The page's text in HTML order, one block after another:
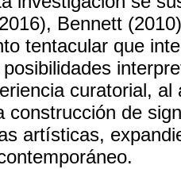
Bennett
tentacular que
curatorial,
construcción de
artísticas,